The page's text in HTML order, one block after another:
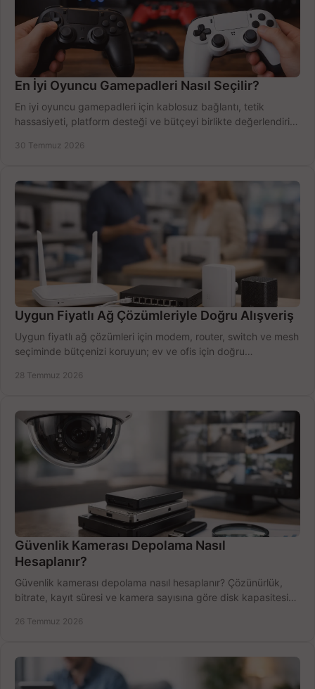
En İyi Oyuncu Gamepadleri Nasıl Seçilir?
En iyi oyuncu gamepadleri için kablosuz bağlantı, tetik
hassasiyeti, platform desteği ve bütçeyi birlikte değerlendirin;
30 Temmuz 2026
Uygun Fiyatlı Ağ Çözümleriyle Doğru Alışveriş
Uygun fiyatlı ağ çözümleri için modem, router, switch ve mesh
seçiminde bütçenizi koruyun; ev ve ofis için doğru
28 Temmuz 2026
Güvenlik Kamerası Depolama Nasıl
Hesaplanır?
Güvenlik kamerası depolama nasıl hesaplanır? Çözünürlük,
bitrate, kayıt süresi ve kamera sayısına göre disk kapasitesini
26 Temmuz 2026